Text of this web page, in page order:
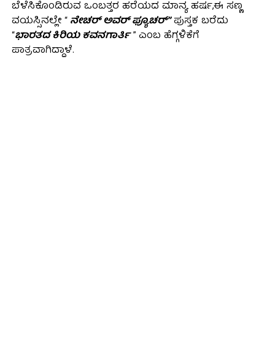
ಬೆಳೆಸಿಕೊಂಡಿರುವ ಒಂಬತ್ತರ ಹರೆಯದ ಮಾನ್ಯ ಹರ್ಷ,ಈ ಸಣ್ಣ
ವಯಸ್ಸಿನಲ್ಲೇ “ನೇಚರ್ ಅವರ್ ಫ್ಯೂಚರ್”ಪುಸ್ತಕ ಬರೆದು
“ಭಾರತದ ಕಿರಿಯ ಕವನಗಾರ್ತಿ” ಎಂಬ ಹೆಗ್ಗಳಿಕೆಗೆ
ಪಾತ್ರವಾಗಿದ್ದಾಳೆ.